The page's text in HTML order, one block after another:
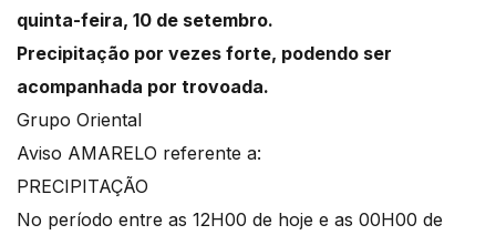
quinta-feira, 10 de setembro.
Precipitação por vezes forte, podendo ser
acompanhada por trovoada.
Grupo Oriental
Aviso AMARELO referente a:
PRECIPITAÇÃO
No período entre as 12H00 de hoje e as 00H00 de